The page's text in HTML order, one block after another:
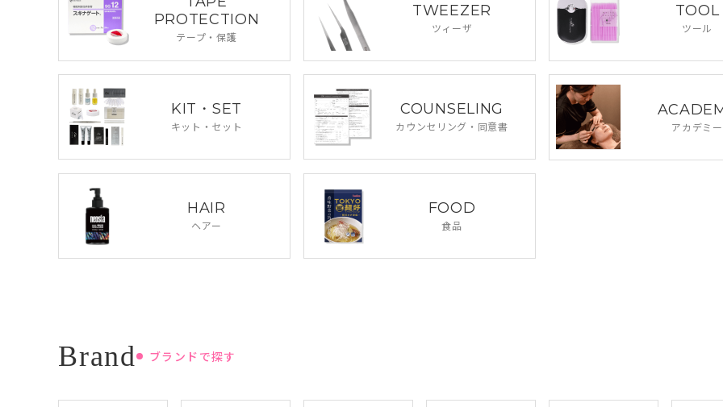
PROTECTION
テープ・保護
TWEEZER
ツィーザ
TOOL
ツール
KIT・SET
キット・セット
COUNSELING
カウンセリング・ 同意書 アカデミー
HAIR
ヘアー
FOOD
食品
ブランドで探す